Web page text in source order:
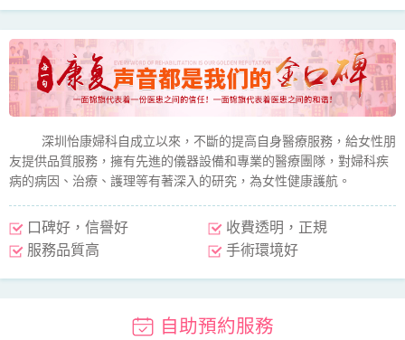
深圳怡康婦科自成立以來，不斷的提高自身醫療服務，給女性朋
友提供品質服務，擁有先進的儀器設備和專業的醫療團隊，對婦科疾
病的病因、治療、護理等有著深入的研究，為女性健康護航。
口碑好，信譽好
服務品質高
收費透明，正規
手術環境好
自助預約服務